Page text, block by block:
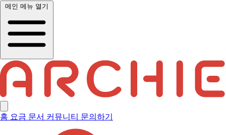
메인 메뉴 열기
홈 요금 문서 커뮤니티 문의하기